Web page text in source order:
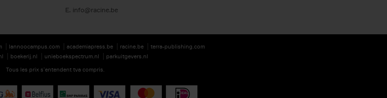
E. info@racine.be
lannoocampus.com academiapress.be racine.be
terra-publishing.com
boekerij.nl unieboekspectrum.nl
parkuitgevers.nl
Tous les prix s’entendent tva compris.